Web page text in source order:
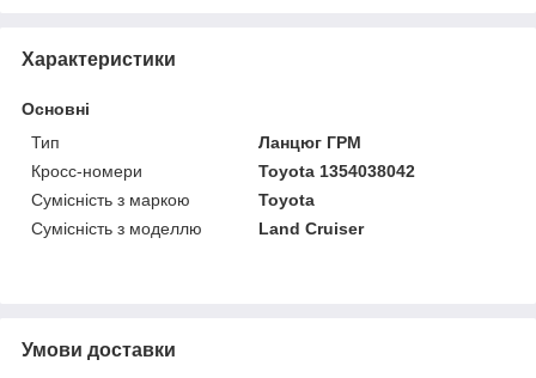
Характеристики
Основні
Тип
Ланцюг ГРМ
Кросс-номери
Toyota 1354038042
Сумісність з маркою
Toyota
Сумісність з моделлю
Land Cruiser
Умови доставки